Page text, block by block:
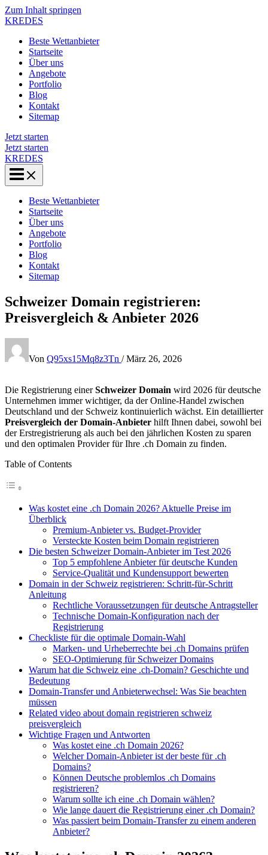
Zum Inhalt springen
KREDES
Beste Wettanbieter
Startseite
Über uns
Angebote
Portfolio
Blog
Kontakt
Sitemap
Jetzt starten
Jetzt starten
KREDES
Beste Wettanbieter
Startseite
Über uns
Angebote
Portfolio
Blog
Kontakt
Sitemap
Schweizer Domain registrieren:
Preisvergleich & Anbieter 2026
Von Q95xs15Mq8z3Tn /März 26, 2026
Die Registrierung einerSchweizer Domain wird 2026 für deutsche
Unternehmen immer wichtiger, da der Online-Handel zwischen
Deutschland und der Schweiz kontinuierlich wächst. Ein detaillierter
Preisvergleich der Domain-Anbieter hilft Ihnen dabei, sowohl bei
der Erstregistrierung als auch bei den jährlichen Kosten zu sparen
und den optimalen Provider für Ihre .ch Domain zu finden.
Table of Contents
Was kostet eine .ch Domain 2026? Aktuelle Preise im
Überblick
Premium-Anbieter vs. Budget-Provider
Versteckte Kosten beim Domain registrieren
Die besten Schweizer Domain-Anbieter im Test 2026
Top 5 empfohlene Anbieter für deutsche Kunden
Service-Qualität und Kundensupport bewerten
Domain in der Schweiz registrieren: Schritt-für-Schritt
Anleitung
Rechtliche Voraussetzungen für deutsche Antragsteller
Technische Domain-Konfiguration nach der
Registrierung
Checkliste für die optimale Domain-Wahl
Marken- und Urheberrechte bei .ch Domains prüfen
SEO-Optimierung für Schweizer Domains
Warum hat die Schweiz eine .ch-Domain? Geschichte und
Bedeutung
Domain-Transfer und Anbieterwechsel: Was Sie beachten
müssen
Related video about domain registrieren schweiz
preisvergleich
Wichtige Fragen und Antworten
Was kostet eine .ch Domain 2026?
Welcher Domain-Anbieter ist der beste für .ch
Domains?
Können Deutsche problemlos .ch Domains
registrieren?
Warum sollte ich eine .ch Domain wählen?
Wie lange dauert die Registrierung einer .ch Domain?
Was passiert beim Domain-Transfer zu einem anderen
Anbieter?